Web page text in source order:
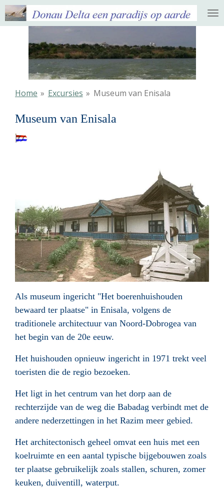
Ga
direct
hoofdinhoud
Home » Excursies » Museum van Enisala
Museum van Enisala
Als museum ingericht "Het boerenhuishouden
bewaard ter plaatse" in Enisala, volgens de
traditionele architectuur van Noord-Dobrogea van
het begin van de 20e eeuw.
Het huishouden opnieuw ingericht in 1971 trekt veel
toeristen die de regio bezoeken.
Het ligt in het centrum van het dorp aan de
rechterzijde van de weg die Babadag verbindt met de
andere nederzettingen in het Razim meer gebied.
Het architectonisch geheel omvat een huis met een
koelruimte en een aantal typische bijgebouwen zoals
ter plaatse gebruikelijk zoals stallen, schuren, zomer
keuken, duiventill, waterput.